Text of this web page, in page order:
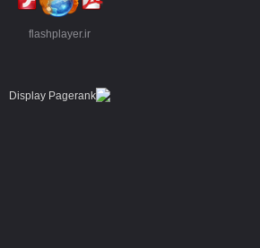
flashplayer.ir